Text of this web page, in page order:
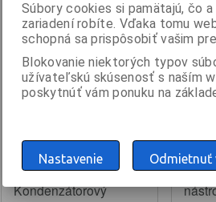
LC CM400
Kondenzátorový
Súbory cookies si pamätajú, čo
zariadení robíte. Vďaka tomu
schopná sa prispôsobiť vašim
Blokovanie niektorých typov
užívateľskú skúsenosť s naším
poskytnúť vám ponuku na
Nastavenie Odmietnuť